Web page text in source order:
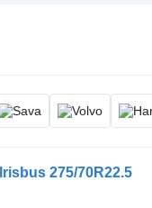
275/70R22.5